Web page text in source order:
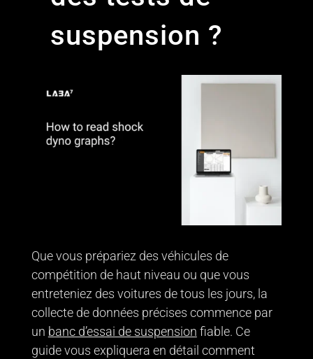
suspension ?
Que vous prépariez des véhicules de
compétition de haut niveau ou que vous
entreteniez des voitures de tous les jours, la
collecte de données précises commence par
un banc d’essai de suspension fiable. Ce
guide vous expliquera en détail comment